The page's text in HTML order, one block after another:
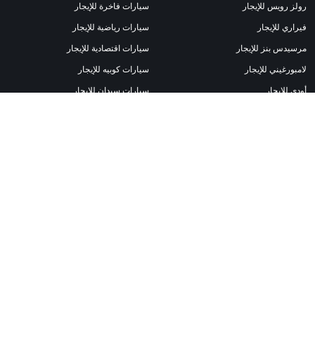
رولز رويس للإيجار
فيراري للإيجار
مرسيدس بنز للإيجار
لامبورغيني للإيجار
أودي للإيجار
سيارات فاخرة للإيجار
سيارات رياضية للإيجار
سيارات اقتصادية للإيجار
سيارات كوبيه للإيجار
سيارات سيدان للإيجار